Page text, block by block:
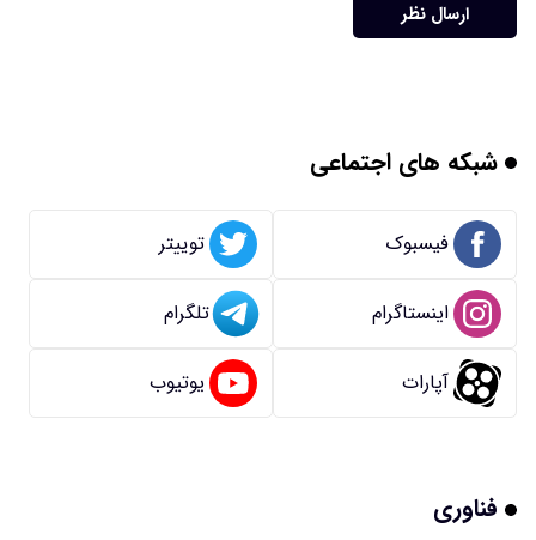
ارسال نظر
شبکه های اجتماعی
فیسبوک توییتر
اینستاگرام تلگرام
آپارات یوتیوب
فناوری